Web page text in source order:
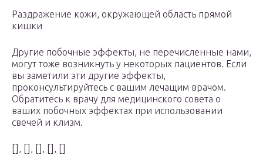
Раздражение кожи, окружающей область прямой
кишки
Другие побочные эффекты, не перечисленные нами,
могут тоже возникнуть у некоторых пациентов. Если
вы заметили эти другие эффекты,
проконсультируйтесь с вашим лечащим врачом.
Обратитесь к врачу для медицинского совета о
ваших побочных эффектах при использовании
свечей и клизм.
[], [], [], [], []